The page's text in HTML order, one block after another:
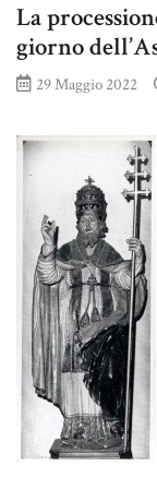
La
giorno
29 Maggio 2022